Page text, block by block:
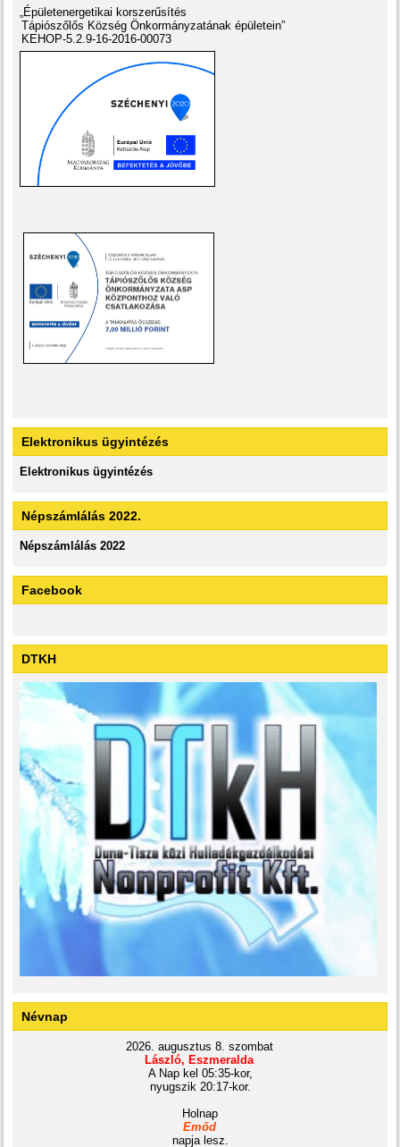
„Épületenergetikai korszerűsítés
Tápiószőlős Község Önkormányzatának épületein”
KEHOP-5.2.9-16-2016-00073
Elektronikus ügyintézés
Elektronikus ügyintézés
Népszámlálás 2022.
Népszámlálás 2022
Facebook
DTKH
Névnap
2026. augusztus 8. szombat
László, Eszmeralda
A Nap kel 05:35-kor,
nyugszik 20:17-kor.
Holnap
Emőd
napja lesz.